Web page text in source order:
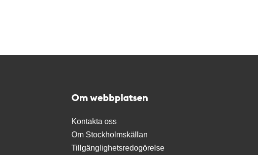
Om webbplatsen
Kontakta oss
Om Stockholmskällan
Tillgänglighetsredogörelse